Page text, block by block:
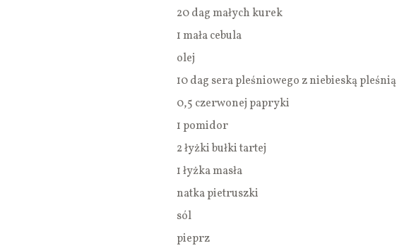
20 dag małych kurek
1 mała cebula
olej
10 dag sera pleśniowego z niebieską pleśnią
0,5 czerwonej papryki
1 pomidor
2 łyżki bułki tartej
1 łyżka masła
natka pietruszki
sól
pieprz